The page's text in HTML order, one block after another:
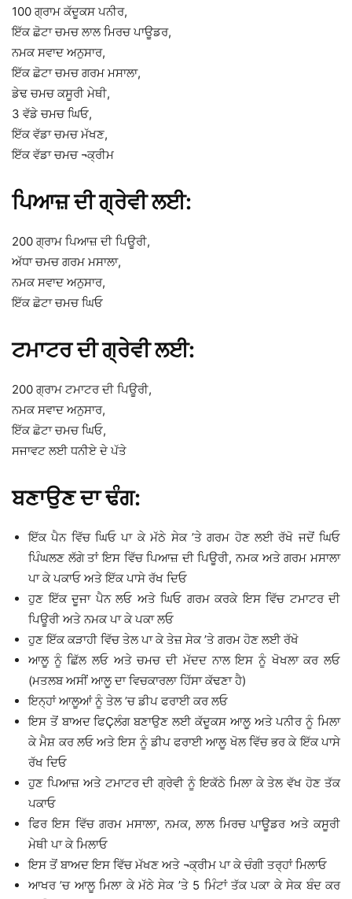
100 ਗ੍ਰਾਮ ਕੱਦੂਕਸ ਪਨੀਰ,
ਇੱਕ ਛੋਟਾ ਚਮਚ ਲਾਲ ਮਿਰਚ ਪਾਊਡਰ,
ਨਮਕ ਸਵਾਦ ਅਨੁਸਾਰ,
ਇੱਕ ਛੋਟਾ ਚਮਚ ਗਰਮ ਮਸਾਲਾ,
ਡੇਢ ਚਮਚ ਕਸੂਰੀ ਮੇਥੀ,
3 ਵੱਡੇ ਚਮਚ ਘਿਓ,
ਇੱਕ ਵੱਡਾ ਚਮਚ ਮੱਖਣ,
ਇੱਕ ਵੱਡਾ ਚਮਚ ¬ਕ੍ਰੀਮ
ਪਿਆਜ਼ ਦੀ ਗ੍ਰੇਵੀ ਲਈ:
200 ਗ੍ਰਾਮ ਪਿਆਜ਼ ਦੀ ਪਿਊਰੀ,
ਅੱਧਾ ਚਮਚ ਗਰਮ ਮਸਾਲਾ,
ਨਮਕ ਸਵਾਦ ਅਨੁਸਾਰ,
ਇੱਕ ਛੋਟਾ ਚਮਚ ਘਿਓ
ਟਮਾਟਰ ਦੀ ਗ੍ਰੇਵੀ ਲਈ:
200 ਗ੍ਰਾਮ ਟਮਾਟਰ ਦੀ ਪਿਊਰੀ,
ਨਮਕ ਸਵਾਦ ਅਨੁਸਾਰ,
ਇੱਕ ਛੋਟਾ ਚਮਚ ਘਿਓ,
ਸਜਾਵਟ ਲਈ ਧਨੀਏ ਦੇ ਪੱਤੇ
ਬਣਾਉਣ ਦਾ ਢੰਗ:
ਇੱਕ ਪੈਨ ਵਿੱਚ ਘਿਓ ਪਾ ਕੇ ਮੱਠੇ ਸੇਕ ’ਤੇ ਗਰਮ ਹੋਣ ਲਈ ਰੱਖੋ ਜਦੋਂ ਘਿਓ
ਪਿੰਘਲਣ ਲੱਗੇ ਤਾਂ ਇਸ ਵਿੱਚ ਪਿਆਜ਼ ਦੀ ਪਿਊਰੀ, ਨਮਕ ਅਤੇ ਗਰਮ ਮਸਾਲਾ
ਪਾ ਕੇ ਪਕਾਓ ਅਤੇ ਇੱਕ ਪਾਸੇ ਰੱਖ ਦਿਓ
ਹੁਣ ਇੱਕ ਦੂਜਾ ਪੈਨ ਲਓ ਅਤੇ ਘਿਓ ਗਰਮ ਕਰਕੇ ਇਸ ਵਿੱਚ ਟਮਾਟਰ ਦੀ
ਪਿਊਰੀ ਅਤੇ ਨਮਕ ਪਾ ਕੇ ਪਕਾ ਲਓ
ਹੁਣ ਇੱਕ ਕੜਾਹੀ ਵਿੱਚ ਤੇਲ ਪਾ ਕੇ ਤੇਜ਼ ਸੇਕ ’ਤੇ ਗਰਮ ਹੋਣ ਲਈ ਰੱਖੋ
ਆਲੂ ਨੂੰ ਛਿੱਲ ਲਓ ਅਤੇ ਚਮਚ ਦੀ ਮੱਦਦ ਨਾਲ ਇਸ ਨੂੰ ਖੋਖਲਾ ਕਰ ਲਓ
(ਮਤਲਬ ਅਸੀਂ ਆਲੂ ਦਾ ਵਿਚਕਾਰਲਾ ਹਿੱਸਾ ਕੱਢਣਾ ਹੈ)
ਇਨ੍ਹਾਂ ਆਲੂਆਂ ਨੂੰ ਤੇਲ ’ਚ ਡੀਪ ਫਰਾਈ ਕਰ ਲਓ
ਇਸ ਤੋਂ ਬਾਅਦ ਫਿÇਲੰਗ ਬਣਾਉਣ ਲਈ ਕੱਦੂਕਸ ਆਲੂ ਅਤੇ ਪਨੀਰ ਨੂੰ ਮਿਲਾ
ਕੇ ਮੈਸ਼ ਕਰ ਲਓ ਅਤੇ ਇਸ ਨੂੰ ਡੀਪ ਫਰਾਈ ਆਲੂ ਖੋਲ ਵਿੱਚ ਭਰ ਕੇ ਇੱਕ ਪਾਸੇ
ਰੱਖ ਦਿਓ
ਹੁਣ ਪਿਆਜ਼ ਅਤੇ ਟਮਾਟਰ ਦੀ ਗ੍ਰੇਵੀ ਨੂੰ ਇਕੱਠੇ ਮਿਲਾ ਕੇ ਤੇਲ ਵੱਖ ਹੋਣ ਤੱਕ
ਪਕਾਓ
ਫਿਰ ਇਸ ਵਿੱਚ ਗਰਮ ਮਸਾਲਾ, ਨਮਕ, ਲਾਲ ਮਿਰਚ ਪਾਊਡਰ ਅਤੇ ਕਸੂਰੀ
ਮੇਥੀ ਪਾ ਕੇ ਮਿਲਾਓ
ਇਸ ਤੋਂ ਬਾਅਦ ਇਸ ਵਿੱਚ ਮੱਖਣ ਅਤੇ ¬ਕ੍ਰੀਮ ਪਾ ਕੇ ਚੰਗੀ ਤਰ੍ਹਾਂ ਮਿਲਾਓ
ਆਖਰ ’ਚ ਆਲੂ ਮਿਲਾ ਕੇ ਮੱਠੇ ਸੇਕ ’ਤੇ 5 ਮਿੰਟਾਂ ਤੱਕ ਪਕਾ ਕੇ ਸੇਕ ਬੰਦ ਕਰ